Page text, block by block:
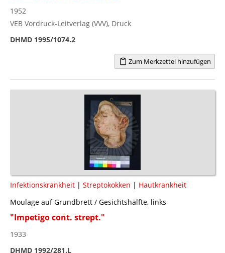
1952
VEB Vordruck-Leitverlag (VVV), Druck
DHMD 1995/1074.2
Zum Merkzettel hinzufügen
Infektionskrankheit | Streptokokken | Hautkrankheit
Moulage auf Grundbrett / Gesichtshälfte, links
"Impetigo cont. strept."
1933
DHMD 1992/281.L